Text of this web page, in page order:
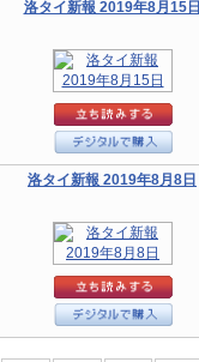
洛タイ新報 2019年8月15日
洛タイ新報 2019年8月8日